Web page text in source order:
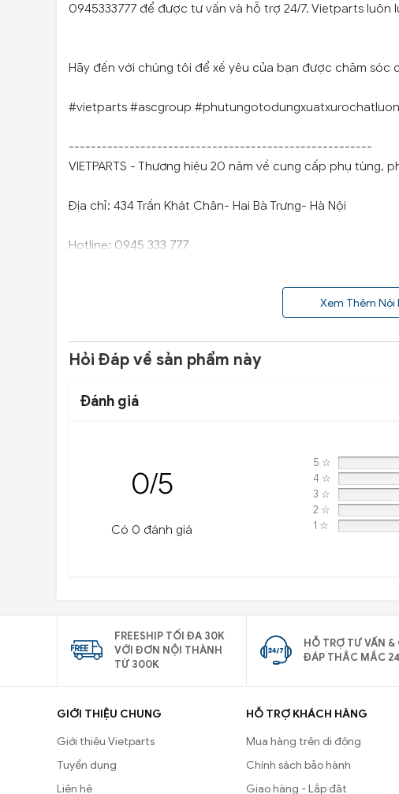
0945333777 để được tư vấn và hỗ trợ 24/7. Vietparts luôn
Hãy đến với chúng tôi để xế yêu của bạn được chăm sóc
#vietparts #ascgroup
-------------------------------------------------------
VIETPARTS - Thương hiệu 20 năm về cung cấp phụ tùng,
Địa chỉ: 434 Trần Khát Chân- Hai Bà Trưng- Hà Nội
Hotline: 0945 333 777
Xem Thêm Nội
Hỏi Đáp về sản phẩm này
Đánh giá
0/5
Có 0 đánh giá
5 ☆
4 ☆
3 ☆
2 ☆
1 ☆
FREESHIP TỐI ĐA 30K
VỚI ĐƠN NỘI THÀNH
TỪ 300K
HỖ TRỢ TƯ VẤN &
ĐÁP THẮC MẮC
GIỚI THIỆU CHUNG
Giới thiệu Vietparts
Tuyển dụng
Liên hệ
HỖ TRỢ KHÁCH HÀNG
Mua hàng trên di động
Chính sách bảo hành
Giao hàng - Lắp đặt